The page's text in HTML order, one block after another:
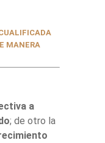
MANERA
a
; de otro la